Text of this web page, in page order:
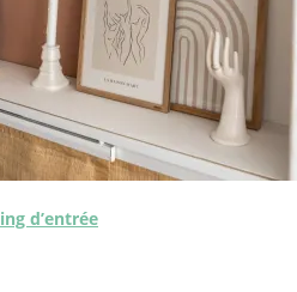
d’entrée